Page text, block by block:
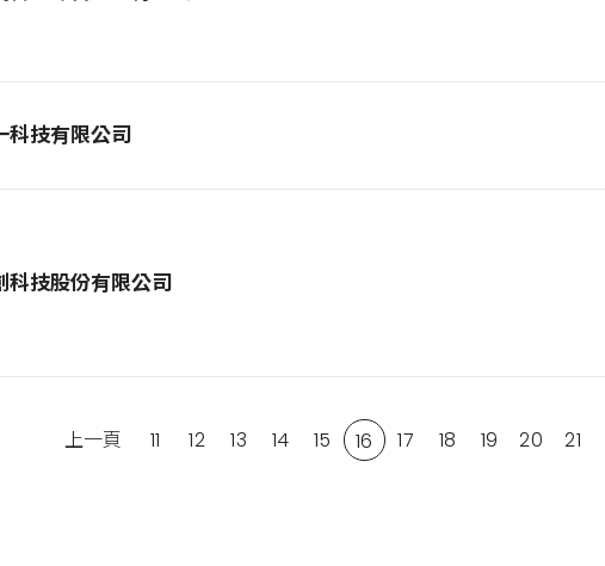
科技有限公司
科技股份有限公司
上一頁 11 12 13 14 15 16 17 18 19 20 21